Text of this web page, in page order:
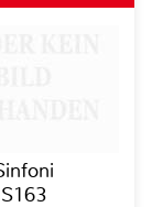
S163